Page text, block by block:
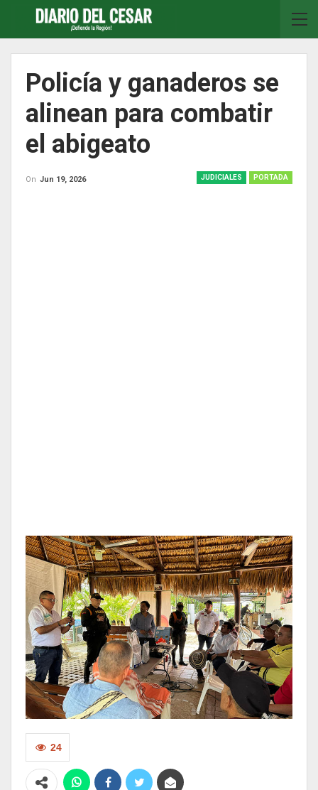
Policía y ganaderos se
alinean para combatir
el abigeato
JUDICIALES PORTADA
On Jun 19, 2026
24